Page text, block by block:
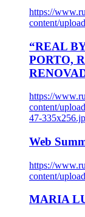
https://
content/
“REAL
PORTO,
https://
content/
47-
Web
https://
content/
MARIA